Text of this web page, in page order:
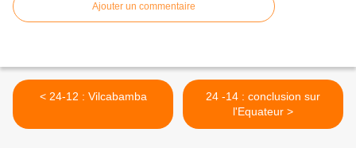
Ajouter un commentaire
< 24-12 : Vilcabamba
24 -14 : conclusion sur
l'Equateur >